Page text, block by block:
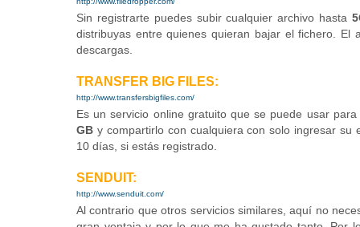
Sin registrarte puedes subir cualquier archivo hasta
distribuyas entre quienes quieran bajar el fichero.
descargas.
TRANSFER BIG FILES:
http://www.transfersbigfiles.com/
Es un servicio online gratuito que se puede usar
GB y compartirlo con cualquiera con solo ingresar
10 días, si estás registrado.
SENDUIT:
http://www.senduit.com/
Al contrario que otros servicios similares, aquí no